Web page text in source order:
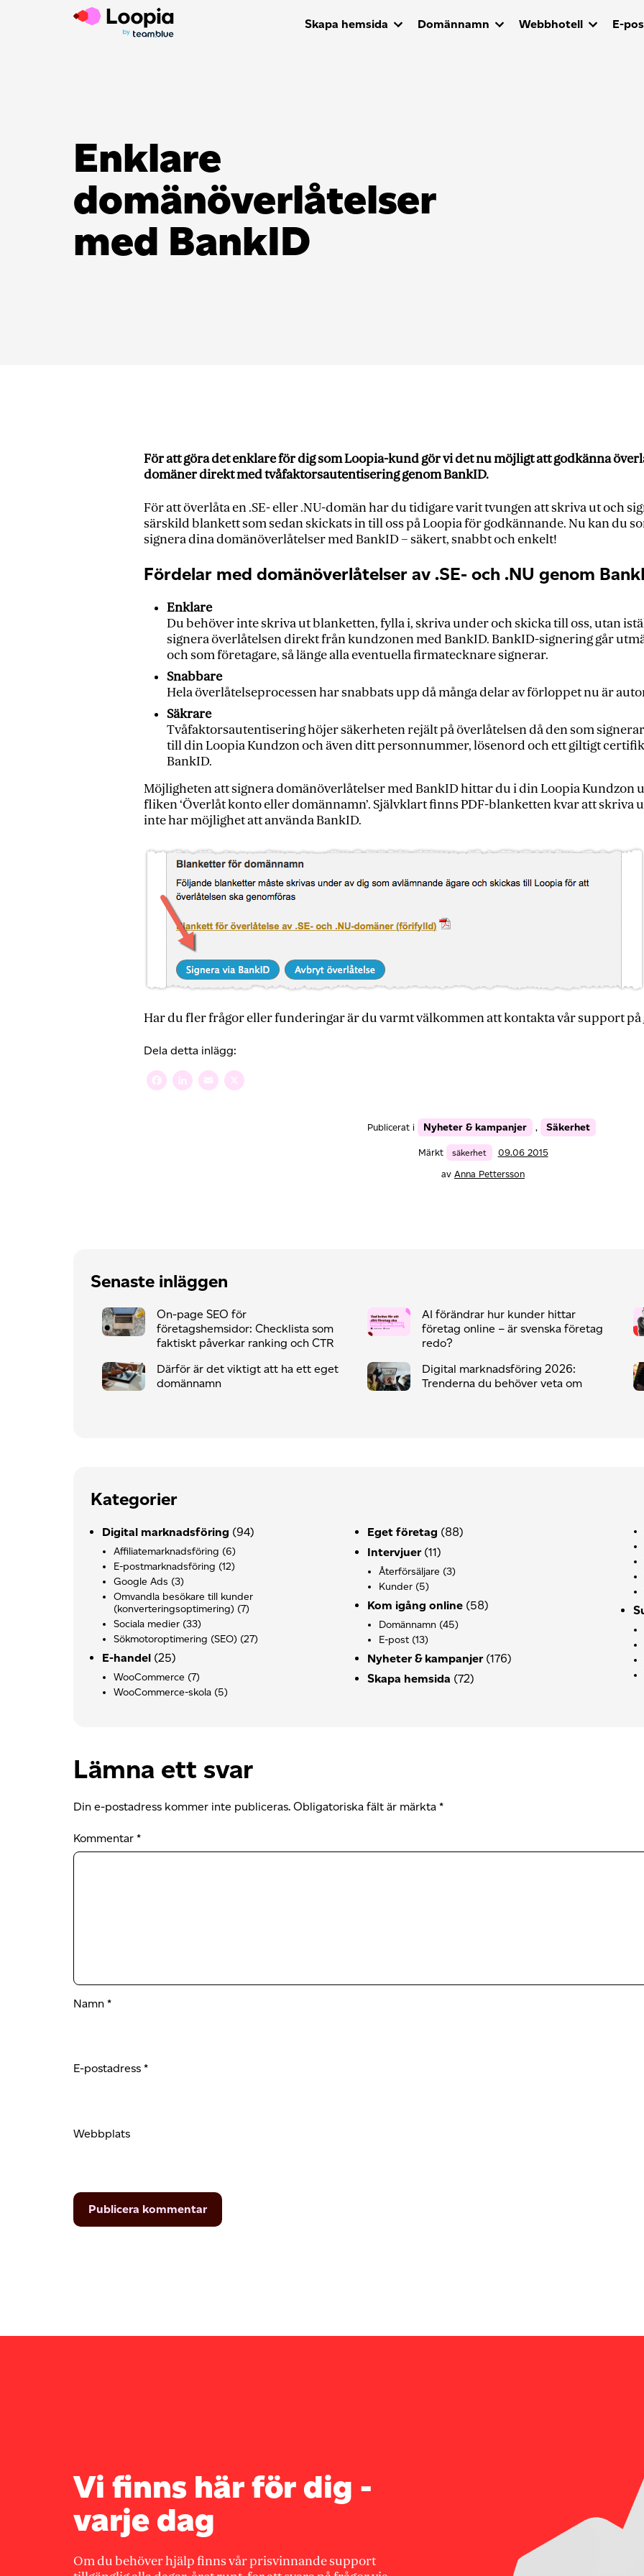
Skapa hemsida Domännamn Webbhotell E-
Enklare
domänöverlåtelser
med BankID
För att göra det enklare för dig som Loopia-kund gör vi det nu möjligt att godkänna
domäner direkt med tvåfaktorsautentisering genom BankID.
För att överlåta en .SE- eller .NU-domän har du tidigare varit tvungen att skriva ut och
särskild blankett som sedan skickats in till oss på Loopia för godkännande. Nu kan du
signera dina domänöverlåtelser med BankID – säkert, snabbt och enkelt!
Fördelar med domänöverlåtelser av .SE- och .NU genom
Enklare
Du behöver inte skriva ut blanketten, fylla i, skriva under och skicka till oss, utan
signera överlåtelsen direkt från kundzonen med BankID. BankID-signering går
och som företagare, så länge alla eventuella firmatecknare signerar.
Snabbare
Hela överlåtelseprocessen har snabbats upp då många delar av förloppet nu är
Säkrare
Tvåfaktorsautentisering höjer säkerheten rejält på överlåtelsen då den som
till din Loopia Kundzon och även ditt personnummer, lösenord och ett giltigt
BankID.
Möjligheten att signera domänöverlåtelser med BankID hittar du i din Loopia Kundzon
fliken ‘Överlåt konto eller domännamn’. Självklart finns PDF-blanketten kvar att skriva
inte har möjlighet att använda BankID.
Har du fler frågor eller funderingar är du varmt välkommen att kontakta vår support på
Dela detta inlägg:
Facebook
LinkedIn
Email
Publicerat i Nyheter & kampanjer , Säkerhet
Märkt säkerhet
09.06 2015
av Anna Pettersson
Senaste inläggen
On-page SEO för
företagshemsidor: Checklista som
faktiskt påverkar ranking och CTR
Därför är det viktigt att ha ett eget
domännamn
AI förändrar hur kunder hittar
företag online – är svenska företag
redo?
Digital marknadsföring 2026:
Trenderna du behöver veta om
Kategorier
Digital marknadsföring (94)
Affiliatemarknadsföring (6)
E-postmarknadsföring (12)
Google Ads (3)
Omvandla besökare till kunder
(konverteringsoptimering) (7)
Sociala medier (33)
Sökmotoroptimering (SEO) (27)
E-handel (25)
WooCommerce (7)
WooCommerce-skola (5)
Eget företag (88)
Intervjuer (11)
Återförsäljare (3)
Kunder (5)
Kom igång online (58)
Domännamn (45)
E-post (13)
Nyheter & kampanjer (176)
Skapa hemsida (72)
Lämna ett svar
Din e-postadress kommer inte publiceras. Obligatoriska fält är märkta *
Kommentar *
Namn *
E-postadress *
Webbplats
Vi finns här för dig -
varje dag
Om du behöver hjälp finns vår prisvinnande support